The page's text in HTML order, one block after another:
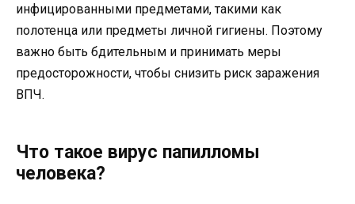
инфицированными предметами, такими как
полотенца или предметы личной гигиены. Поэтому
важно быть бдительным и принимать меры
предосторожности, чтобы снизить риск заражения
ВПЧ.
Что такое вирус папилломы
человека?